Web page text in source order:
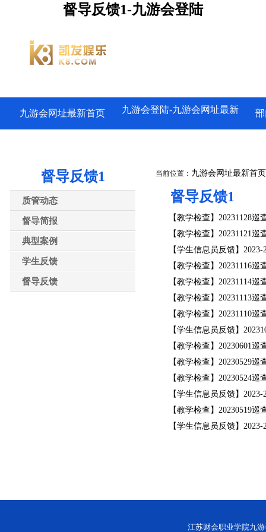
督导反馈1-九游会登陆
九游会网址最新首页 九游会登陆-九游会网址最新
督导反馈1
质管动态
督导简报
典型案例
学生反馈
督导反馈
当前位置： 九游会网址最新首页
督导反馈1
【教学检查】20231128巡
【教学检查】20231121巡
【学生信息员反馈】
【教学检查】20231116巡
【教学检查】20231114巡
【教学检查】20231113巡
【教学检查】20231110巡
【学生信息员反馈】
【教学检查】20230601巡
【教学检查】20230529巡
【教学检查】20230524巡
【学生信息员反馈】
【教学检查】20230519巡
【学生信息员反馈】
江苏财会职业学院九